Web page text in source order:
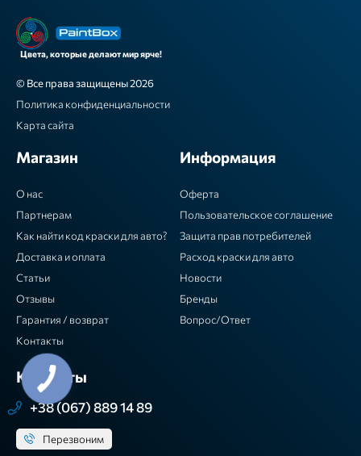
Цвета, которые делают мир ярче!
© Все права защищены 2026
Политика конфиденциальности
Карта сайта
Магазин
О нас
Партнерам
Как найти код краски для авто?
Доставка и оплата
Статьи
Отзывы
Гарантия / возврат
Контакты
Информация
Оферта
Пользовательское соглашение
Защита прав потребителей
Расход краски для авто
Новости
Бренды
Вопрос/Ответ
Контакты
+38 (067) 889 14 89
Перезвоним